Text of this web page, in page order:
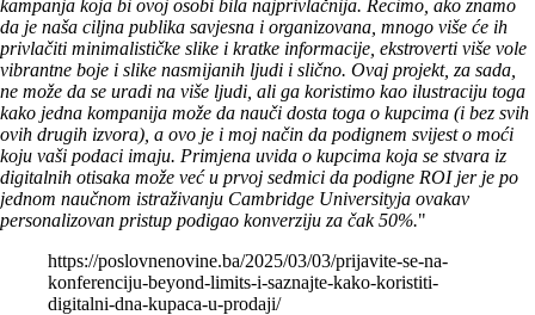
kampanja koja bi ovoj osobi bila najprivlačnija. Recimo, ako znamo
da je naša ciljna publika savjesna i organizovana, mnogo više će ih
privlačiti minimalističke slike i kratke informacije, ekstroverti više vole
vibrantne boje i slike nasmijanih ljudi i slično. Ovaj projekt, za sada,
ne može da se uradi na više ljudi, ali ga koristimo kao ilustraciju toga
kako jedna kompanija može da nauči dosta toga o kupcima (i bez svih
ovih drugih izvora), a ovo je i moj način da podignem svijest o moći
koju vaši podaci imaju. Primjena uvida o kupcima koja se stvara iz
digitalnih otisaka može već u prvoj sedmici da podigne ROI jer je po
jednom naučnom istraživanju Cambridge Universityja ovakav
personalizovan pristup podigao konverziju za čak 50%."
https://poslovnenovine.ba/2025/03/03/prijavite-se-na-
konferenciju-beyond-limits-i-saznajte-kako-koristiti-
digitalni-dna-kupaca-u-prodaji/